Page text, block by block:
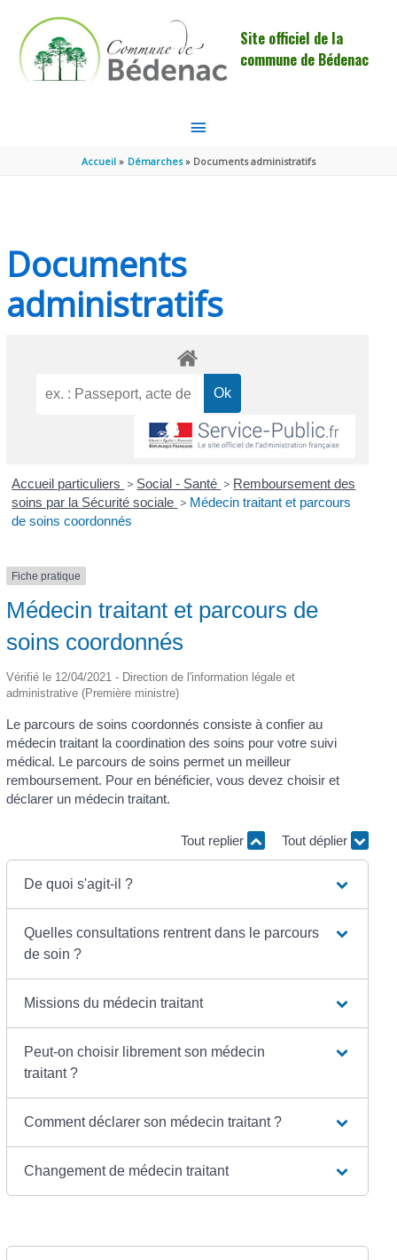
Site officiel de la
commune de Bédenac
MENU
PRINCIPAL
Accueil Démarches Documents administratifs
Documents
administratifs
Accueil particuliers > Social - Santé > Remboursement des
soins par la Sécurité sociale > Médecin traitant et parcours
de soins coordonnés
Fiche pratique
Médecin traitant et parcours de
soins coordonnés
Vérifié le 12/04/2021 - Direction de l'information légale et
administrative (Première ministre)
Le parcours de soins coordonnés consiste à confier au
médecin traitant la coordination des soins pour votre suivi
médical. Le parcours de soins permet un meilleur
remboursement. Pour en bénéficier, vous devez choisir et
déclarer un médecin traitant.
Tout replier Tout déplier
De quoi s'agit-il ?
Quelles consultations rentrent dans le parcours
de soin ?
Missions du médecin traitant
Peut-on choisir librement son médecin
traitant ?
Comment déclarer son médecin traitant ?
Changement de médecin traitant